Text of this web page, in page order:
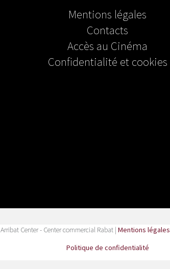
Mentions légales
Contacts
Accès au Cinéma
Confidentialité et cookies
Arribat Center - Center commercial Rabat | Mentions légales
Politique de confidentialité